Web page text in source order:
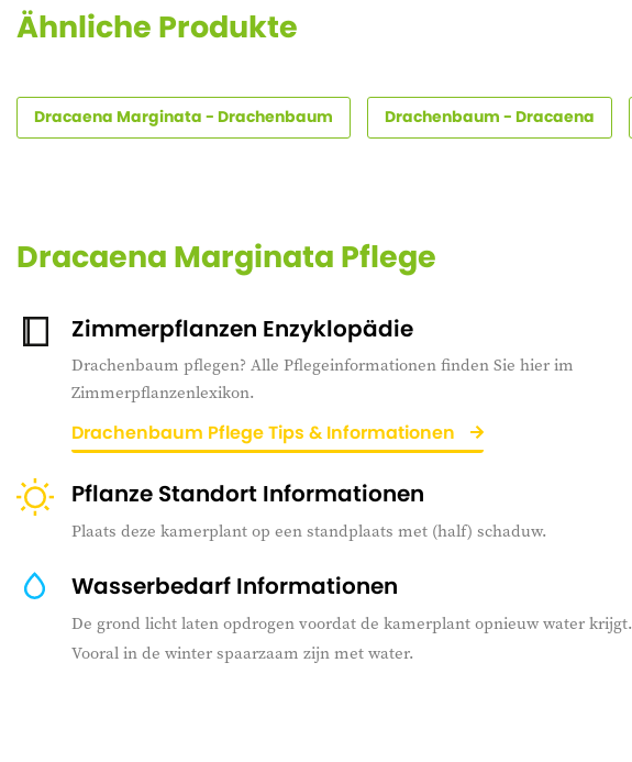
Ähnliche Produkte
Dracaena Marginata - Drachenbaum Drachenbaum - Dracaena
Dracaena Marginata Pflege
Zimmerpflanzen Enzyklopädie
Drachenbaum pflegen? Alle Pflegeinformationen finden Sie hier im
Zimmerpflanzenlexikon.
Drachenbaum Pflege Tips & Informationen
Pflanze Standort Informationen
Plaats deze kamerplant op een standplaats met (half) schaduw.
Wasserbedarf Informationen
De grond licht laten opdrogen voordat de kamerplant opnieuw water krijgt.
Vooral in de winter spaarzaam zijn met water.